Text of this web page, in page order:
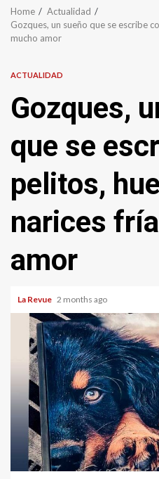
Home
Actualidad
Gozques, un sueño que se escribe
mucho amor
ACTUALIDAD
Gozques,
que se
pelitos,
narices
amor
La Revue 2 months ago